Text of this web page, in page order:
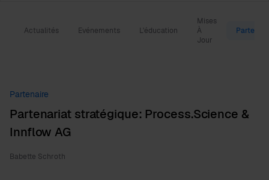
Actualités Evénements L'éducation
Mises
À
Jour
Partenaire
Partenariat stratégique: Process.Science &
Innflow AG
Babette Schroth